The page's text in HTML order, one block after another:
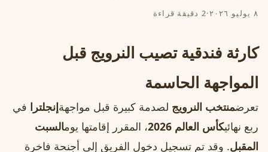
٨ يوليو ٢٠٢٦ ·2 دقيقة قراءة
كارثة فندقية تصيب النرويج قبل
المواجهة الحاسمة
تعرضمنتخب النرويج لصدمة كبيرة قبل مواجهةإنجلترا في
ربع نهائيكأس العالم 2026 ، المقرر إقامتها يومالسبت
المقبل. وقد تم تسجيل دخول الفريق إلى أجنحة فاخرة